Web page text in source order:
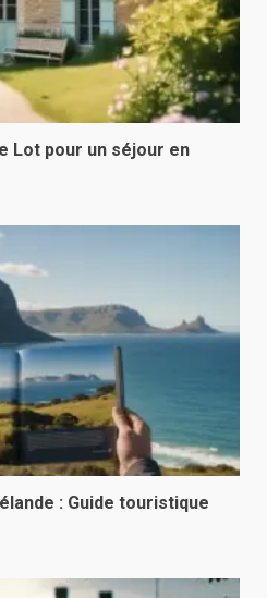
Lot pour un séjour en
: Guide touristique